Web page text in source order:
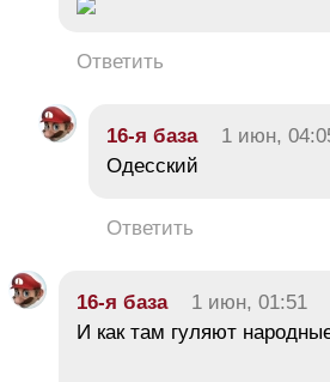
Ответить
16-я база 1 июн,
Одесский
Ответить
16-я база 1 июн, 01:51
И как там гуляют